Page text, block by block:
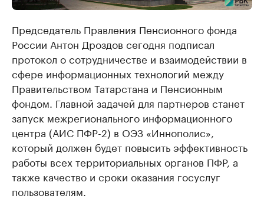
Председатель Правления Пенсионного фонда
России Антон Дроздов сегодня подписал
протокол о сотрудничестве и взаимодействии в
сфере информационных технологий между
Правительством Татарстана и Пенсионным
фондом. Главной задачей для партнеров станет
запуск межрегионального информационного
центра (АИС ПФР-2) в ОЭЗ «Иннополис»,
который должен будет повысить эффективность
работы всех территориальных органов ПФР, а
также качество и сроки оказания госуслуг
пользователям.